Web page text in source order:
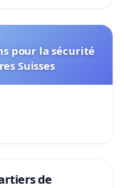
pour la sécurité
Suisses
de